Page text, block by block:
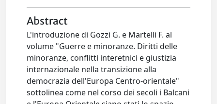
Abstract
L'introduzione di Gozzi G. e Martelli F. al
volume "Guerre e minoranze. Diritti delle
minoranze, conflitti interetnici e giustizia
internazionale nella transizione alla
democrazia dell'Europa Centro-orientale"
sottolinea come nel corso dei secoli i Balcani